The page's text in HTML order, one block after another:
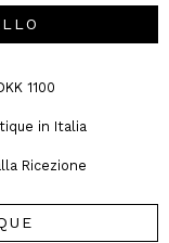
1100
in Italia
Ricezione